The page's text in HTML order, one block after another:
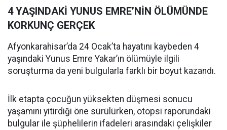
4 YAŞINDAKİ YUNUS EMRE’NİN ÖLÜMÜNDE
KORKUNÇ GERÇEK
Afyonkarahisar’da 24 Ocak’ta hayatını kaybeden 4
yaşındaki Yunus Emre Yakar’ın ölümüyle ilgili
soruşturma da yeni bulgularla farklı bir boyut kazandı.
İlk etapta çocuğun yüksekten düşmesi sonucu
yaşamını yitirdiği öne sürülürken, otopsi raporundaki
bulgular ile şüphelilerin ifadeleri arasındaki çelişkiler